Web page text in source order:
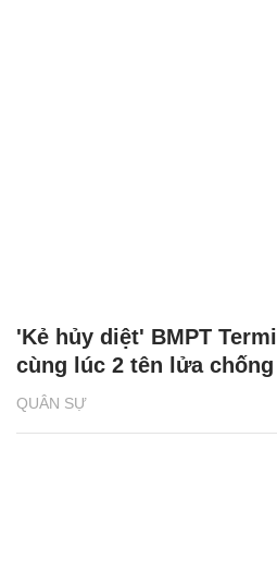
QUÂN SỰ
'Kẻ hủy diệt' BMPT
cùng lúc 2 tên lửa